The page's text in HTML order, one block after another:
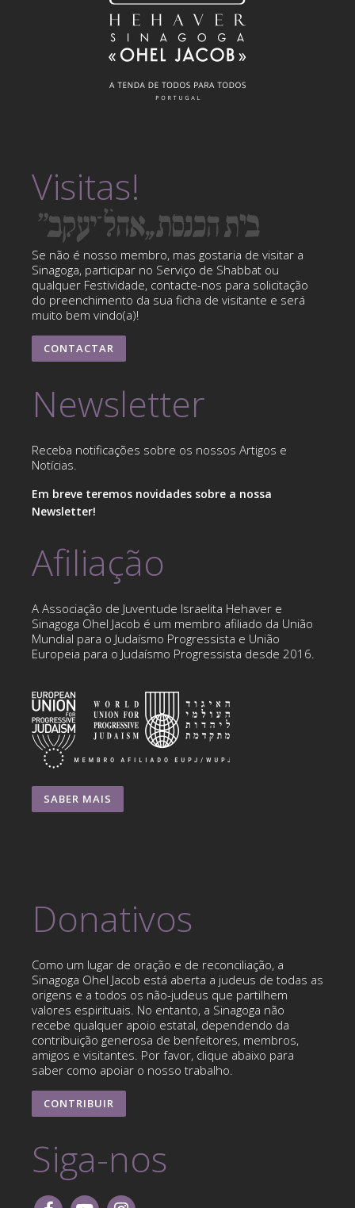
Visitas!
Se não é nosso membro, mas gostaria de visitar a
Sinagoga, participar no Serviço de Shabbat ou
qualquer Festividade, contacte-nos para solicitação
do preenchimento da sua ficha de visitante e será
muito bem vindo(a)!
CONTACTAR
Newsletter
Receba notificações sobre os nossos Artigos e
Notícias.
Em breve teremos novidades sobre a nossa
Newsletter!
Afiliação
A Associação de Juventude Israelita Hehaver e
Sinagoga Ohel Jacob é um membro afiliado da União
Mundial para o Judaísmo Progressista e União
Europeia para o Judaísmo Progressista desde 2016.
SABER MAIS
Donativos
Como um lugar de oração e de reconciliação, a
Sinagoga Ohel Jacob está aberta a judeus de todas as
origens e a todos os não-judeus que partilhem
valores espirituais. No entanto, a Sinagoga não
recebe qualquer apoio estatal, dependendo da
contribuição generosa de benfeitores, membros,
amigos e visitantes. Por favor, clique abaixo para
saber como apoiar o nosso trabalho.
CONTRIBUIR
Siga-nos